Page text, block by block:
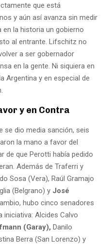
que está
y aún así avanza sin medir
en la historia un gobierno
al entrante. Lifschitz no
a ser gobernador
en la gente. Ni siquiera en
Argentina y en especial de
y en Contra
se dio media sanción, seis
la mano a favor del
de que Perotti había pedido
Además de Traferri y
Sosa (Vera), Raúl Gramajo
(Belgrano) y José
hubo cinco senadores
iniciativa: Alcides Calvo
(Garay), Danilo
Berra (San Lorenzo) y